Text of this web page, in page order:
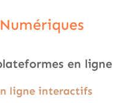
en ligne
ligne interactifs